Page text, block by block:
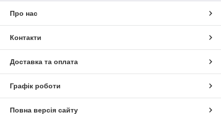
Про нас
Контакти
Доставка та оплата
Графік роботи
Повна версія сайту